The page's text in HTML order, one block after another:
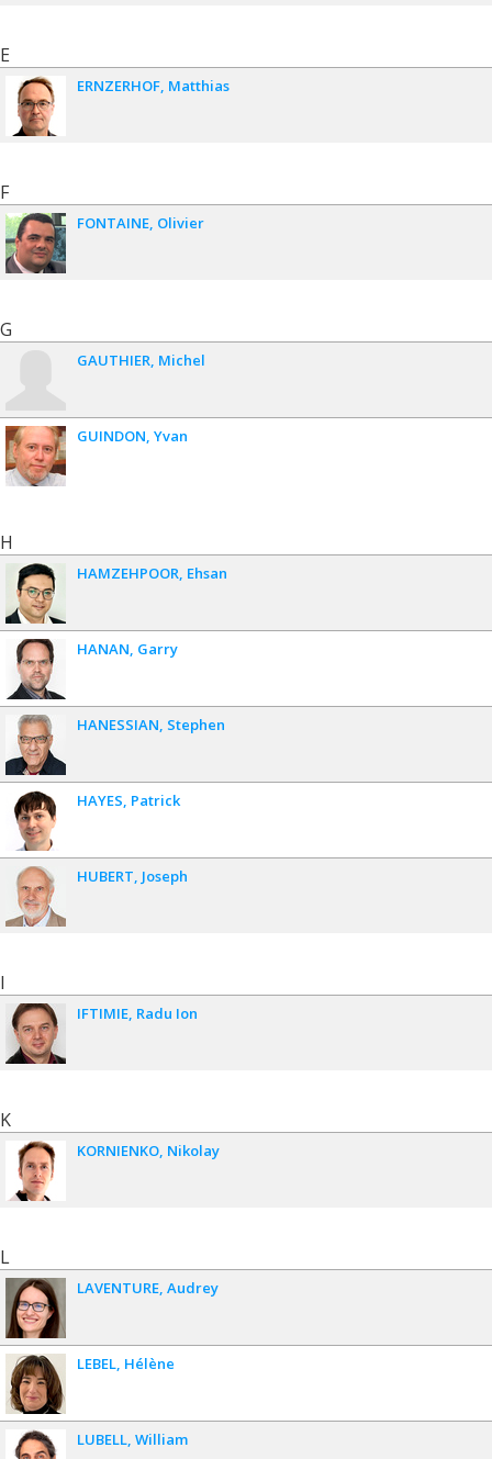
E
ERNZERHOF Matthias
F
FONTAINE Olivier
G
GAUTHIER Michel
GUINDON Yvan
H
HAMZEHPOOR Ehsan
HANAN Garry
HANESSIAN Stephen
HAYES Patrick
HUBERT Joseph
I
IFTIMIE Radu Ion
K
KORNIENKO Nikolay
L
LAVENTURE Audrey
LEBEL Hélène
LUBELL William